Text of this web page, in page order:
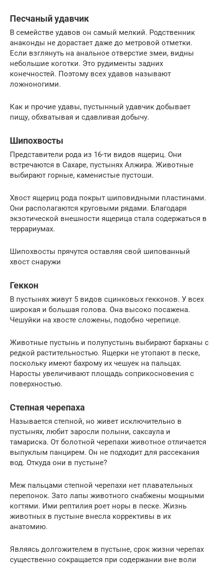
Песчаный удавчик
В семействе удавов он самый мелкий. Родственник
анаконды не дорастает даже до метровой отметки.
Если взглянуть на анальное отверстие змеи, видны
небольшие коготки. Это рудименты задних
конечностей. Поэтому всех удавов называют
ложноногими.
Как и прочие удавы, пустынный удавчик добывает
пищу, обхватывая и сдавливая добычу.
Шипохвосты
Представители рода из 16-ти видов ящериц. Они
встречаются в Сахаре, пустынях Алжира. Животные
выбирают горные, каменистые пустоши.
Хвост ящериц рода покрыт шиповидными пластинами.
Они располагаются круговыми рядами. Благодаря
экзотической внешности ящерица стала содержаться в
террариумах.
Шипохвосты прячутся оставляя свой шипованный
хвост снаружи
Геккон
В пустынях живут 5 видов сцинковых гекконов. У всех
широкая и большая голова. Она высоко посажена.
Чешуйки на хвосте сложены, подобно черепице.
Животные пустынь и полупустынь выбирают барханы с
редкой растительностью. Ящерки не утопают в песке,
поскольку имеют бахрому их чешуек на пальцах.
Наросты увеличивают площадь соприкосновения с
поверхностью.
Степная черепаха
Называется степной, но живет исключительно в
пустынях, любит заросли полыни, саксаула и
тамариска. От болотной черепахи животное отличается
выпуклым панцирем. Он не подходит для рассекания
вод. Откуда они в пустыне?
Меж пальцами степной черепахи нет плавательных
перепонок. Зато лапы животного снабжены мощными
когтями. Ими рептилия роет норы в песке. Жизнь
животных в пустыне внесла коррективы в их
анатомию.
Являясь долгожителем в пустыне, срок жизни черепах
существенно сокращается при содержании вне воли